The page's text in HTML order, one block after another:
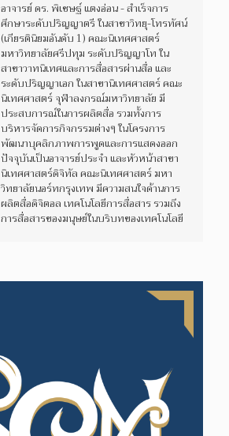
อาจารย์ ดร. พิเชษฐ์ แตงอ่อน - สำเร็จการ
ศึกษาระดับปริญญาตรี ในสาขาวิทยุ-โทรทัศน์
(เกียรตินิยมอันดับ 1) คณะนิเทศศาสตร์
มหาวิทยาลัยศรีปทุม ระดับปริญญาโท ใน
สาขาวาทนิเทศและการสื่อสารผ่านสื่อ และ
ระดับปริญญาเอก ในสาขานิเทศศาสตร์ คณะ
นิเทศศาสตร์ จุฬาลงกรณ์มหาวิทยาลัย มี
ประสบการณ์ในการผลิตสื่อ รวมทั้งการ
บริหารจัดการกิจกรรมต่างๆ ในโครงการ
พัฒนาบุคลิกภาพการพูดและการแสดงออก
ปัจจุบันเป็นอาจารย์ประจำ และหัวหน้าสาขา
นิเทศศาสตร์ดิจิทัล คณะนิเทศศาสตร์ มหา
วิทยาลัยนอร์ทกรุงเทพ มีความสนใจด้านการ
ผลิตสื่อดิจิตอล เทคโนโลยีการสื่อสาร รวมถึง
การสื่อสารของมนุษย์ในบริบทของเทคโนโลยี